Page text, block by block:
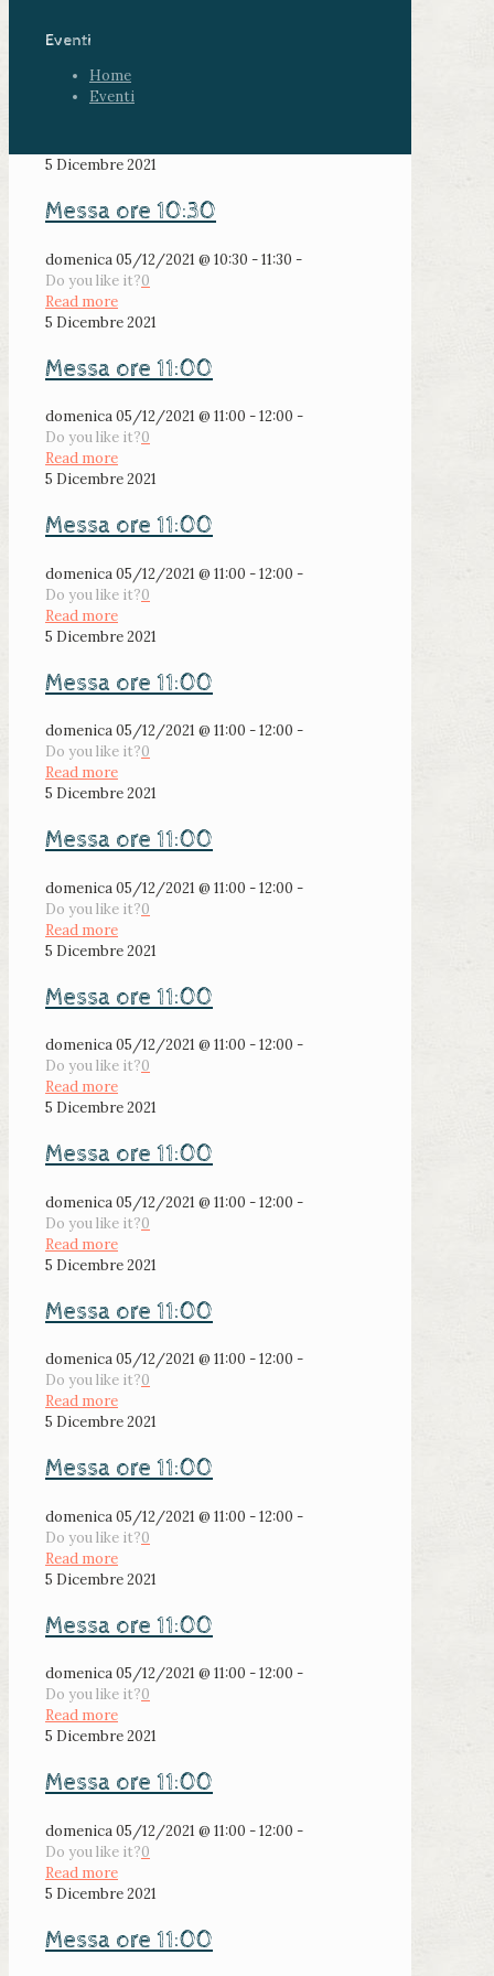
Eventi
Home
Eventi
5 Dicembre 2021
Messa ore 10:30
domenica 05/12/2021 @ 10:30 - 11:30 -
Do you like it?0
Read more
5 Dicembre 2021
Messa ore 11:00
domenica 05/12/2021 @ 11:00 - 12:00 -
Do you like it?0
Read more
5 Dicembre 2021
Messa ore 11:00
domenica 05/12/2021 @ 11:00 - 12:00 -
Do you like it?0
Read more
5 Dicembre 2021
Messa ore 11:00
domenica 05/12/2021 @ 11:00 - 12:00 -
Do you like it?0
Read more
5 Dicembre 2021
Messa ore 11:00
domenica 05/12/2021 @ 11:00 - 12:00 -
Do you like it?0
Read more
5 Dicembre 2021
Messa ore 11:00
domenica 05/12/2021 @ 11:00 - 12:00 -
Do you like it?0
Read more
5 Dicembre 2021
Messa ore 11:00
domenica 05/12/2021 @ 11:00 - 12:00 -
Do you like it?0
Read more
5 Dicembre 2021
Messa ore 11:00
domenica 05/12/2021 @ 11:00 - 12:00 -
Do you like it?0
Read more
5 Dicembre 2021
Messa ore 11:00
domenica 05/12/2021 @ 11:00 - 12:00 -
Do you like it?0
Read more
5 Dicembre 2021
Messa ore 11:00
domenica 05/12/2021 @ 11:00 - 12:00 -
Do you like it?0
Read more
5 Dicembre 2021
Messa ore 11:00
domenica 05/12/2021 @ 11:00 - 12:00 -
Do you like it?0
Read more
5 Dicembre 2021
Messa ore 11:00